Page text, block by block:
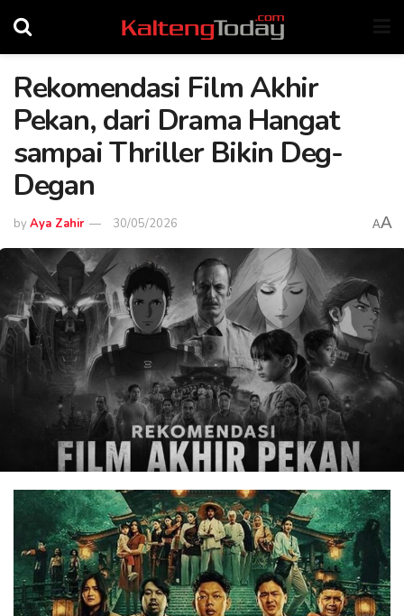
Rekomendasi Film Akhir
Pekan, dari Drama Hangat
sampai Thriller Bikin Deg-
Degan
byAya Zahir 30/05/2026 AA